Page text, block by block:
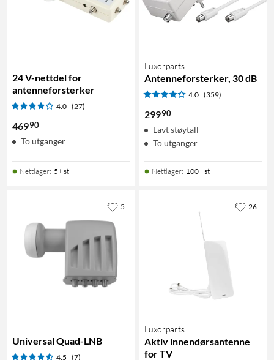
24 V-nettdel for
antenneforsterker
4.0 (27)
46990
To utganger
Nettlager: 5+ st
Luxorparts
Antenneforsterker, 30 dB
4.0 (359)
29990
Lavt støytall
To utganger
Nettlager: 100+ st
Universal Quad-LNB
4.5 (7)
5
Luxorparts
Aktiv innendørsantenne
for TV
26